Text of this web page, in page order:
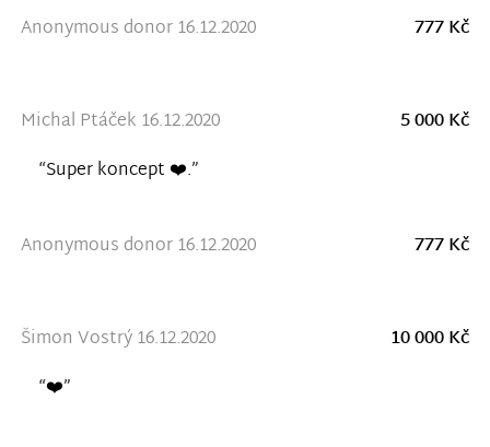
Anonymous donor 16.12.2020 777 Kč
Michal Ptáček 16.12.2020
5 000 Kč
“Super koncept ❤️.”
Anonymous donor 16.12.2020 777 Kč
Šimon Vostrý 16.12.2020
10 000 Kč
“❤️”